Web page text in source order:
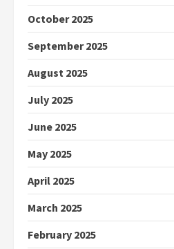
October 2025
September 2025
August 2025
July 2025
June 2025
May 2025
April 2025
March 2025
February 2025